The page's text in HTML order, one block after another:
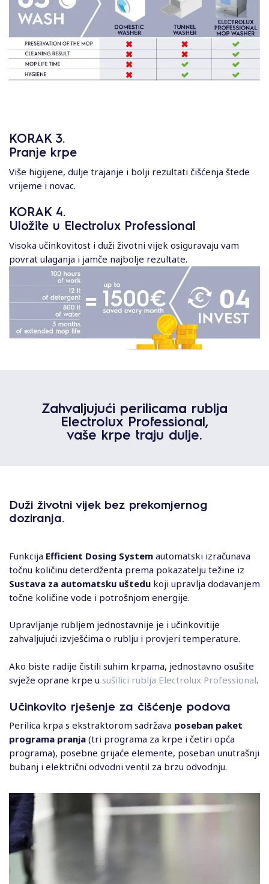
KORAK 3.
Pranje krpe
Više higijene, dulje trajanje i bolji rezultati čišćenja štede
vrijeme i novac.
KORAK 4.
Uložite u Electrolux Professional
Visoka učinkovitost i duži životni vijek osiguravaju vam
povrat ulaganja i jamče najbolje rezultate.
Zahvaljujući perilicama rublja
Electrolux Professional,
vaše krpe traju dulje.
Duži životni vijek bez prekomjernog
doziranja.
Funkcija Efficient Dosing System automatski izračunava
točnu količinu deterdženta prema pokazatelju težine iz
Sustava za automatsku uštedu koji upravlja dodavanjem
točne količine vode i potrošnjom energije.
Upravljanje rubljem jednostavnije je i učinkovitije
zahvaljujući izvješćima o rublju i provjeri temperature.
Ako biste radije čistili suhim krpama, jednostavno osušite
svježe oprane krpe u sušilici rublja Electrolux Professional.
Učinkovito rješenje za čišćenje podova
Perilica krpa s ekstraktorom sadržava poseban paket
programa pranja (tri programa za krpe i četiri opća
programa), posebne grijaće elemente, poseban unutrašnji
bubanj i električni odvodni ventil za brzu odvodnju.